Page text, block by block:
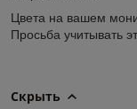
Цвета на вашем
Просьба учитывать
Скрыть